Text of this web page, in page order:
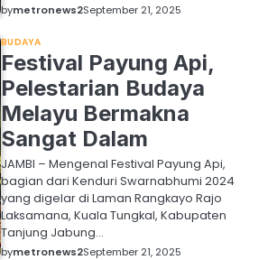
bymetronews2September 21, 2025
BUDAYA
Festival Payung Api,
Pelestarian Budaya
Melayu Bermakna
Sangat Dalam
JAMBI – Mengenal Festival Payung Api,
bagian dari Kenduri Swarnabhumi 2024
yang digelar di Laman Rangkayo Rajo
Laksamana, Kuala Tungkal, Kabupaten
Tanjung Jabung…
bymetronews2September 21, 2025